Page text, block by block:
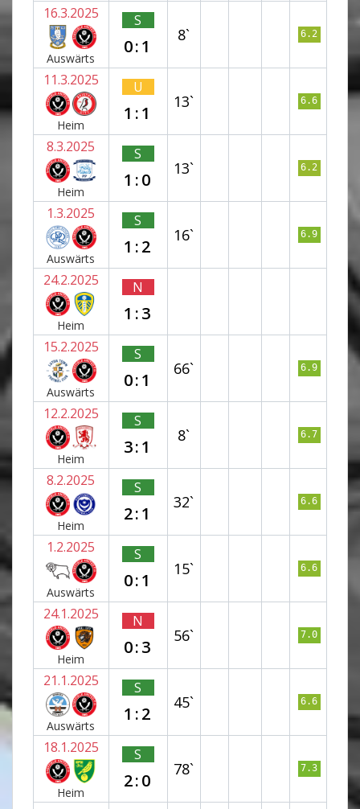
16.3.2025
Auswärts
S
0:1
8` 6.2
11.3.2025
Heim
U
1:1
13` 6.6
8.3.2025
Heim
S
1:0
13` 6.2
1.3.2025
Auswärts
S
1:2
16` 6.9
24.2.2025
Heim
N
1:3
15.2.2025
Auswärts
S
0:1
66` 6.9
12.2.2025
Heim
S
3:1
8` 6.7
8.2.2025
Heim
S
2:1
32` 6.6
1.2.2025
Auswärts
S
0:1
15` 6.6
24.1.2025
Heim
N
0:3
56` 7.0
21.1.2025
Auswärts
S
1:2
45` 6.6
18.1.2025
Heim
S
2:0
78` 7.3